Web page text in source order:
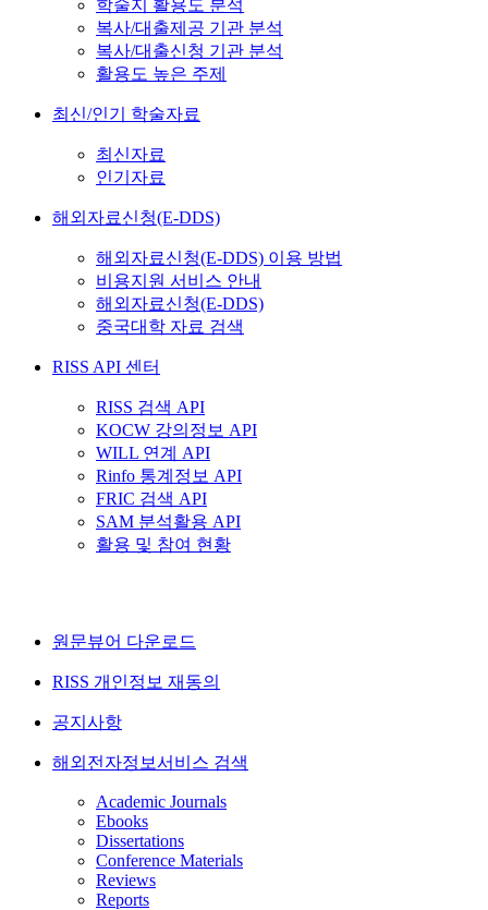
학술지 활용도 분석
복사/대출제공 기관 분석
복사/대출신청 기관 분석
활용도 높은 주제
최신/인기 학술자료
최신자료
인기자료
해외자료신청(E-DDS)
해외자료신청(E-DDS) 이용 방법
비용지원 서비스 안내
해외자료신청(E-DDS)
중국대학 자료 검색
RISS API 센터
RISS 검색 API
KOCW 강의정보 API
WILL 연계 API
Rinfo 통계정보 API
FRIC 검색 API
SAM 분석활용 API
활용 및 참여 현황
원문뷰어 다운로드
RISS 개인정보 재동의
공지사항
해외전자정보서비스 검색
Academic Journals
Ebooks
Dissertations
Conference Materials
Reviews
Reports